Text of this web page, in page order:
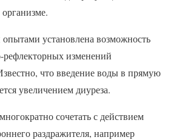
установлена возможность
рефлекторных изменений
что введение воды в прямую
увеличением диуреза.
сочетать с действием
раздражителя, например